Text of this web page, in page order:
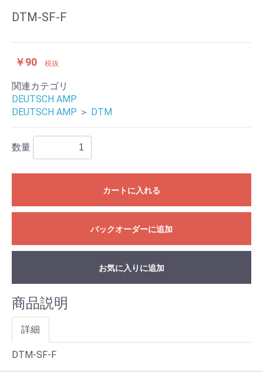
DTM-SF-F
￥90 税抜
関連カテゴリ
DEUTSCH AMP
DEUTSCH AMP ＞ DTM
数量
カートに入れる
バックオーダーに追加
お気に入りに追加
商品説明
詳細
DTM-SF-F